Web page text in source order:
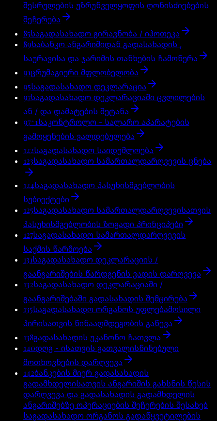
შესრულების უზრუნველყოფის ღონისძიებების
შეჩერება
85საგადასახადო გირავნობა / იპოთეკა
89საბანკო ანგარიშიდან გადასახადის ,
საურავისა და ჯარიმის თანხების ჩამოწერა
91ცრუმაგიერი მფლობელობა
95საგადასახადო დეკლარაცია
97საგადასახადო დეკლარაციაში ცვლილების
ან / და დამატების შეტანა
97^1საკონტროლო - სალარო აპარატების
გამოყენების ვალდებულება
122საგადასახადო საიდუმლოება
123საგადასახადო სამართალდარღვევის ცნება
124საგადასახადო პასუხისმგებლობის
სუბიექტები
125საგადასახადო სამართალდარღვევისათვის
პასუხისმგებლობის ზოგადი პრინციპები
127საგადასახადო სამართალდარღვევის
საქმის წარმოება
131საგადასახადო დეკლარაციის /
გაანგარიშების წარდგენის ვადის დარღვევა
132საგადასახადო დეკლარაციაში /
გაანგარიშებაში გადასახადის შემცირება
135საგადასახადო ორგანოს უფლებამოსილი
პირისათვის წინააღმდეგობის გაწევა
138გადასახადის უკანონო ჩათვლა
140დღგ - ისათვის გათვალისწინებული
მოთხოვნების დარღვევა
142ბანკების მიერ გადასახადის
გადამხდელისათვის ანგარიშის გახსნის წესის
დარღვევა და გადასახადის გადამხდელის
ანგარიშებზე ოპერაციების შეჩერების შესახებ
საგადასახადო ორგანოს გადაწყვეტილების